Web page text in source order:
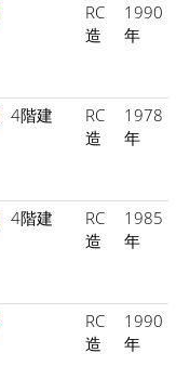
RC
造
1990
年
4階建
RC
造
1978
年
4階建
RC
造
1985
年
RC
造
1990
年